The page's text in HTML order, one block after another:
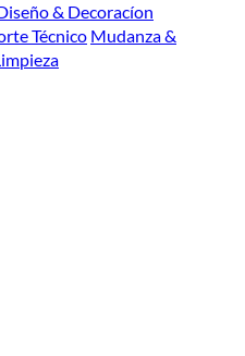
& Decoracíon
Técnico Mudanza &